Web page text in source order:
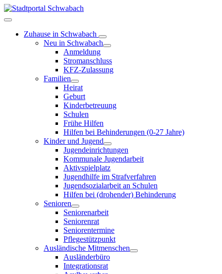
Zuhause in Schwabach
Neu in Schwabach
Anmeldung
Stromanschluss
KFZ-Zulassung
Familien
Heirat
Geburt
Kinderbetreuung
Schulen
Frühe Hilfen
Hilfen bei Behinderungen (0-27 Jahre)
Kinder und Jugend
Jugendeinrichtungen
Kommunale Jugendarbeit
Aktivspielplatz
Jugendhilfe im Strafverfahren
Jugendsozialarbeit an Schulen
Hilfen bei (drohender) Behinderung
Senioren
Seniorenarbeit
Seniorenrat
Seniorentermine
Pflegestützpunkt
Ausländische Mitmenschen
Ausländerbüro
Integrationsrat